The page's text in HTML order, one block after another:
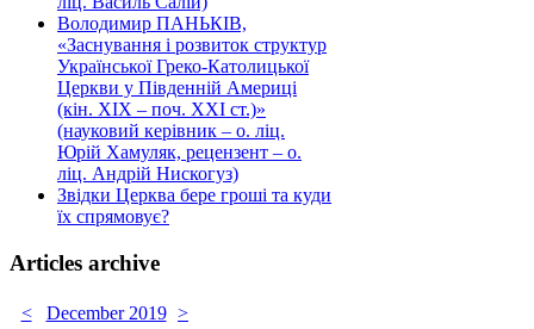
Володимир ПАНЬКІВ,
«Заснування і розвиток структур
Української Греко-Католицької
Церкви у Південній Америці
(кін. ХІХ – поч. ХХІ ст.)»
(науковий керівник – о. ліц.
Юрій Хамуляк, рецензент – о.
ліц. Андрій Нискогуз)
Звідки Церква бере гроші та куди
їх спрямовує?
Articles archive
< December 2019 >